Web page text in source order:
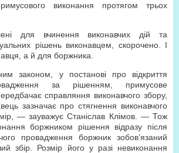
виконання протягом трьох
для вчинення виконавчих дій та
рішень виконавцем, скорочено. І
а й для боржника.
законом, у постанові про відкриття
за рішенням, примусове
справляння виконавчого збору,
зазначає про стягнення виконавчого
— зауважує Станіслав Клімов. — Тож
боржником рішення відразу після
провадження боржник зобов’язаний
збір. Розмір його у разі невиконання